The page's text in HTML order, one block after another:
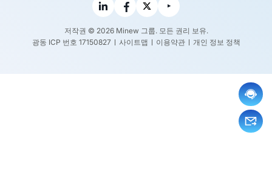
저작권 © 2026 Minew 그룹. 모든 권리 보유.
광동 ICP 번호 17150827
사이트맵 이용약관 개인 정보 정책